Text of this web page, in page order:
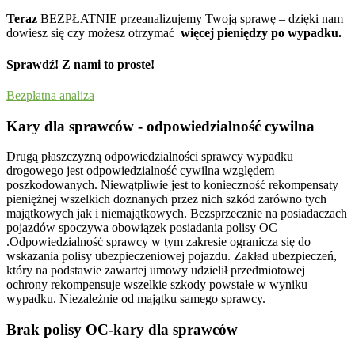
Teraz BEZPŁATNIE przeanalizujemy Twoją sprawę – dzięki nam
dowiesz się czy możesz otrzymać więcej pieniędzy po wypadku.
Sprawdź! Z nami to proste!
Bezpłatna analiza
Kary dla sprawców - odpowiedzialność cywilna
Drugą płaszczyzną odpowiedzialności sprawcy wypadku
drogowego jest odpowiedzialność cywilna względem
poszkodowanych. Niewątpliwie jest to konieczność rekompensaty
pieniężnej wszelkich doznanych przez nich szkód zarówno tych
majątkowych jak i niemajątkowych. Bezsprzecznie na posiadaczach
pojazdów spoczywa obowiązek posiadania polisy OC
.Odpowiedzialność sprawcy w tym zakresie ogranicza się do
wskazania polisy ubezpieczeniowej pojazdu. Zakład ubezpieczeń,
który na podstawie zawartej umowy udzielił przedmiotowej
ochrony rekompensuje wszelkie szkody powstałe w wyniku
wypadku. Niezależnie od majątku samego sprawcy.
Brak polisy OC-kary dla sprawców